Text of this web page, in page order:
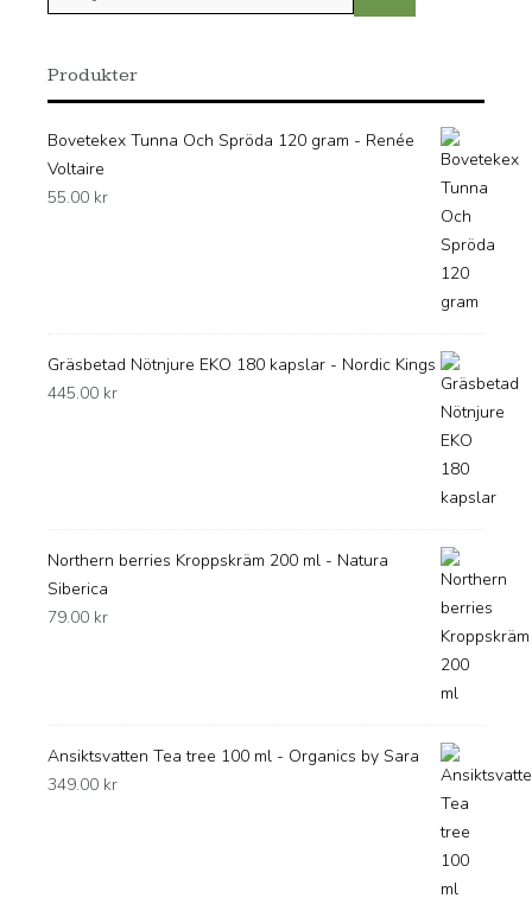
efter:
Produkter
Bovetekex Tunna Och Spröda 120 gram - Renée
Voltaire
55.00 kr
Gräsbetad Nötnjure EKO 180 kapslar - Nordic Kings
445.00 kr
Northern berries Kroppskräm 200 ml - Natura
Siberica
79.00 kr
Ansiktsvatten Tea tree 100 ml - Organics by Sara
349.00 kr